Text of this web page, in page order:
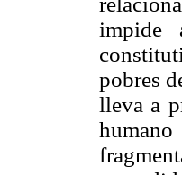
impide
pobres
lleva a